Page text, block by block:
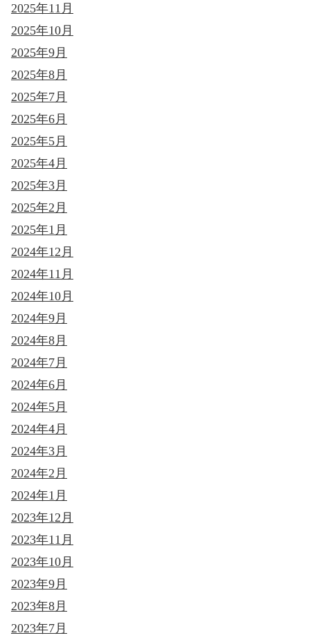
2025年11月
2025年10月
2025年9月
2025年8月
2025年7月
2025年6月
2025年5月
2025年4月
2025年3月
2025年2月
2025年1月
2024年12月
2024年11月
2024年10月
2024年9月
2024年8月
2024年7月
2024年6月
2024年5月
2024年4月
2024年3月
2024年2月
2024年1月
2023年12月
2023年11月
2023年10月
2023年9月
2023年8月
2023年7月